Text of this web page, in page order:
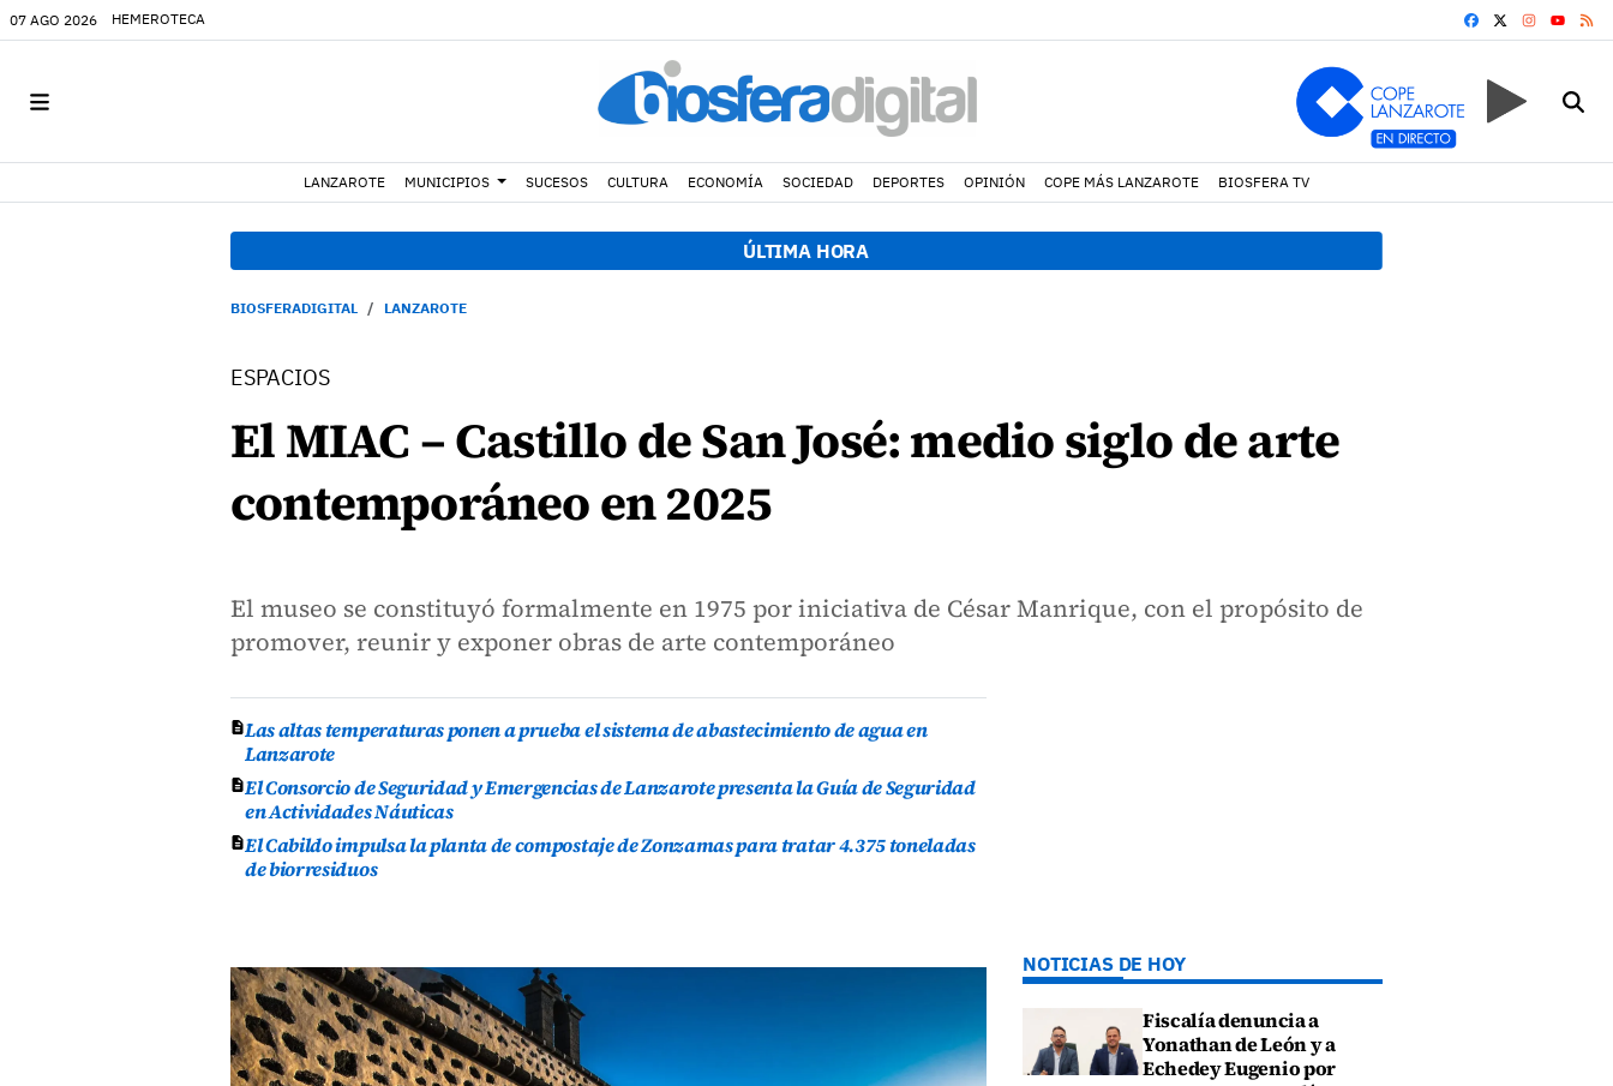
07 AGO 2026 HEMEROTECA FACEBOOK
YOUTUBE
LANZAROTE MUNICIPIOS SUCESOS CULTURA ECONOMÍA SOCIEDAD DEPORTES OPINIÓN COPE MÁS LANZAROTE BIOSFERA TV
ÚLTIMA HORA
BIOSFERADIGITAL LANZAROTE
ESPACIOS
El MIAC – Castillo de San José: medio siglo de arte
contemporáneo en 2025
El museo se constituyó formalmente en 1975 por iniciativa de César Manrique, con el propósito de
promover, reunir y exponer obras de arte contemporáneo
Las altas temperaturas ponen a prueba el sistema de abastecimiento de agua en
Lanzarote
El Consorcio de Seguridad y Emergencias de Lanzarote presenta la Guía de Seguridad
en Actividades Náuticas
El Cabildo impulsa la planta de compostaje de Zonzamas para tratar 4.375 toneladas
de biorresiduos
NOTICIAS DE HOY
Fiscalía denuncia a
Yonathan de León y a
Echedey Eugenio por